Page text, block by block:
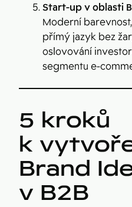
Start-up v oblasti
Moderní
přímý jazyk bez
oslovování
segmentu e-
5 kroků
k
Brand
v B2B